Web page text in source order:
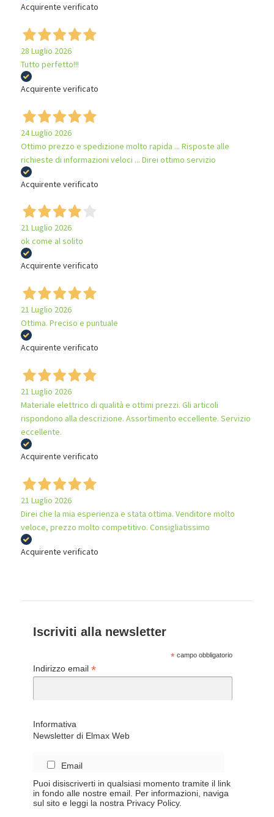
Acquirente verificato
28 Luglio 2026
Tutto perfetto!!!
Acquirente verificato
24 Luglio 2026
Ottimo prezzo e spedizione molto rapida ... Risposte alle
richieste di informazioni veloci ... Direi ottimo servizio
Acquirente verificato
21 Luglio 2026
ok come al solito
Acquirente verificato
21 Luglio 2026
Ottima. Preciso e puntuale
Acquirente verificato
21 Luglio 2026
Materiale elettrico di qualità e ottimi prezzi. Gli articoli
rispondono alla descrizione. Assortimento eccellente. Servizio
eccellente.
Acquirente verificato
21 Luglio 2026
Direi che la mia esperienza e stata ottima. Venditore molto
veloce, prezzo molto competitivo. Consigliatissimo
Acquirente verificato
Iscriviti alla newsletter
* campo obbligatorio
Indirizzo email *
Informativa
Newsletter di Elmax Web
Email
Puoi disiscriverti in qualsiasi momento tramite il link
in fondo alle nostre email. Per informazioni, naviga
sul sito e leggi la nostra Privacy Policy.